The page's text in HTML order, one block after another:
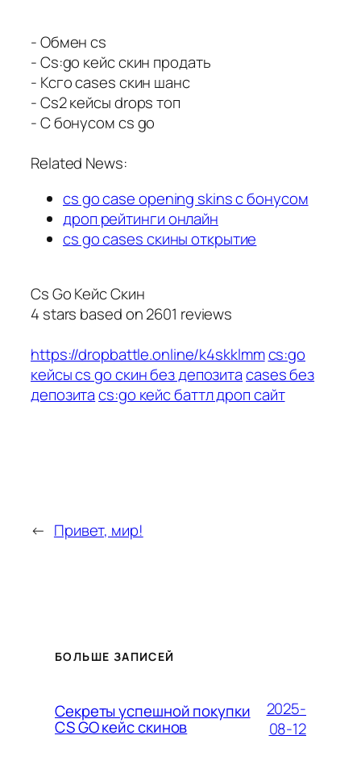
- Обмен cs
- Cs:go кейс скин продать
- Ксго cases скин шанс
- Cs2 кейсы drops топ
- С бонусом cs go
Related News:
cs go case opening skins с бонусом
дроп рейтинги онлайн
cs go cases скины открытие
Cs Go Кейс Скин
4 stars based on2601 reviews
https://dropbattle.online/k4skklmmcs:go
кейсы cs go скин без депозитаcases без
депозитаcs:go кейс баттл дроп сайт
← Привет, мир!
БОЛЬШЕ ЗАПИСЕЙ
Секреты успешной покупки
CS GO кейс скинов
2025-
08-12